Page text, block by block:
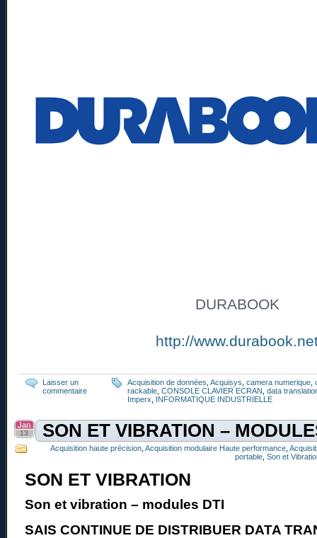
DURABOOK
http://
Laisser un
commentaire
Acquisition de données Acquisys camera numerique
rackable CONSOLE CLAVIER ECRAN data
Imperx
INFORMATIQUE INDUSTRIELLE
SON ET VIBRATION –
Jan
13
Acquisition haute précision Acquisition modulaire Haute performance
portable Son et
SON ET VIBRATION
Son et vibration – modules DTI
SAIS CONTINUE DE DISTRIBUER DATA